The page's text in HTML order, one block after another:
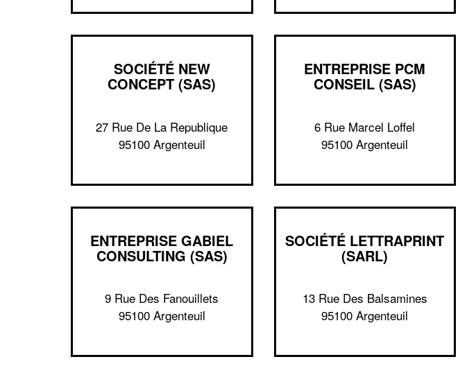
SOCIÉTÉ NEW
CONCEPT (SAS)
27 Rue De La Republique
95100 Argenteuil
ENTREPRISE PCM
CONSEIL (SAS)
6 Rue Marcel Loffel
95100 Argenteuil
ENTREPRISE GABIEL
CONSULTING (SAS)
9 Rue Des Fanouillets
95100 Argenteuil
SOCIÉTÉ LETTRAPRINT
(SARL)
13 Rue Des Balsamines
95100 Argenteuil